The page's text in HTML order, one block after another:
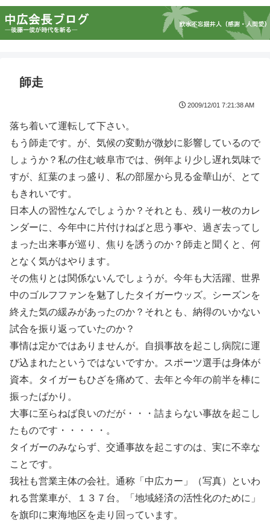
師走
2009/12/01 7:21:38 AM
落ち着いて運転して下さい。
もう師走です。が、気候の変動が微妙に影響しているので
しょうか？私の住む岐阜市では、例年より少し遅れ気味で
すが、紅葉のまっ盛り、私の部屋から見る金華山が、とて
もきれいです。
日本人の習性なんでしょうか？それとも、残り一枚のカレ
ンダーに、今年中に片付けねばと思う事や、過ぎ去ってし
まった出来事が巡り、焦りを誘うのか？師走と聞くと、何
となく気がはやります。
その焦りとは関係ないんでしょうが。今年も大活躍、世界
中のゴルフファンを魅了したタイガーウッズ。シーズンを
終えた気の緩みがあったのか？それとも、納得のいかない
試合を振り返っていたのか？
事情は定かではありませんが。自損事故を起こし病院に運
び込まれたというではないですか。スポーツ選手は身体が
資本。タイガーもひざを痛めて、去年と今年の前半を棒に
振ったばかり。
大事に至らねば良いのだが・・・詰まらない事故を起こし
たものです・・・・・。
タイガーのみならず、交通事故を起こすのは、実に不幸な
ことです。
我社も営業主体の会社。通称「中広カー」（写真）といわ
れる営業車が、１３７台。「地域経済の活性化のために」
を旗印に東海地区を走り回っています。